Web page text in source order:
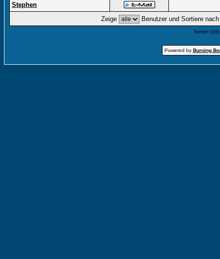
Stephen
Zeige
Benutzer und Sortiere
Seiten
Powered by Burning